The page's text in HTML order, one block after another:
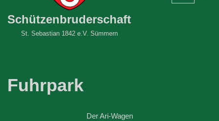
Schützenbruderschaft
St. Sebastian 1842 e.V. Sümmern
Fuhrpark
Der Ari-Wagen